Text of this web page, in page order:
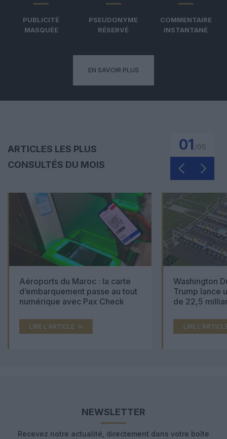
PUBLICITÉ
MASQUÉE
PSEUDONYME
RÉSERVÉ
COMMENTAIRE
INSTANTANÉ
EN SAVOIR PLUS
ARTICLES LES PLUS
CONSULTÉS DU MOIS
01
Aéroports du Maroc : la carte
d’embarquement passe au tout
numérique avec Pax Check
LIRE L'ARTICLE
Washington
Trump lance
de 22,5
LIRE
NEWSLETTER
Recevez notre actualité, directement dans votre boîte